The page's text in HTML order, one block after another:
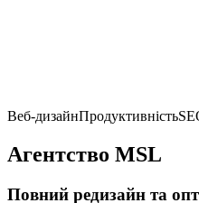
Веб-дизайнПродуктивність
Агентство MSL
Повний редизайн та